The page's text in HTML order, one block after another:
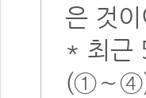
은 것
* 최근
(①∼④)